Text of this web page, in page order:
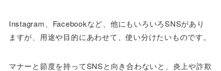
Instagram、Facebookなど、他にもいろいろSNSがあり
ますが、用途や目的にあわせて、使い分けたいものです。
マナーと節度を持ってSNSと向き合わないと、炎上や詐欺